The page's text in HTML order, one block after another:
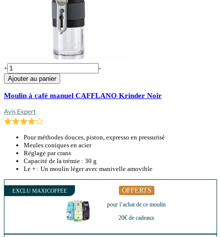
+
-
Ajouter au panier
Moulin à café manuel CAFFLANO Krinder Noir
Pour méthodes douces, piston, expresso en pressurisé
Meules coniques en acier
Réglage par crans
Capacité de la trémie : 30 g
Le + : Un moulin léger avec manivelle amovible
EXCLU MAXICOFFEE OFFERTS
pour l’achat de ce moulin
20€ de cadeaux